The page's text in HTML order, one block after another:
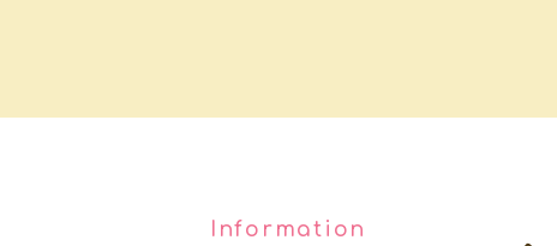
Information